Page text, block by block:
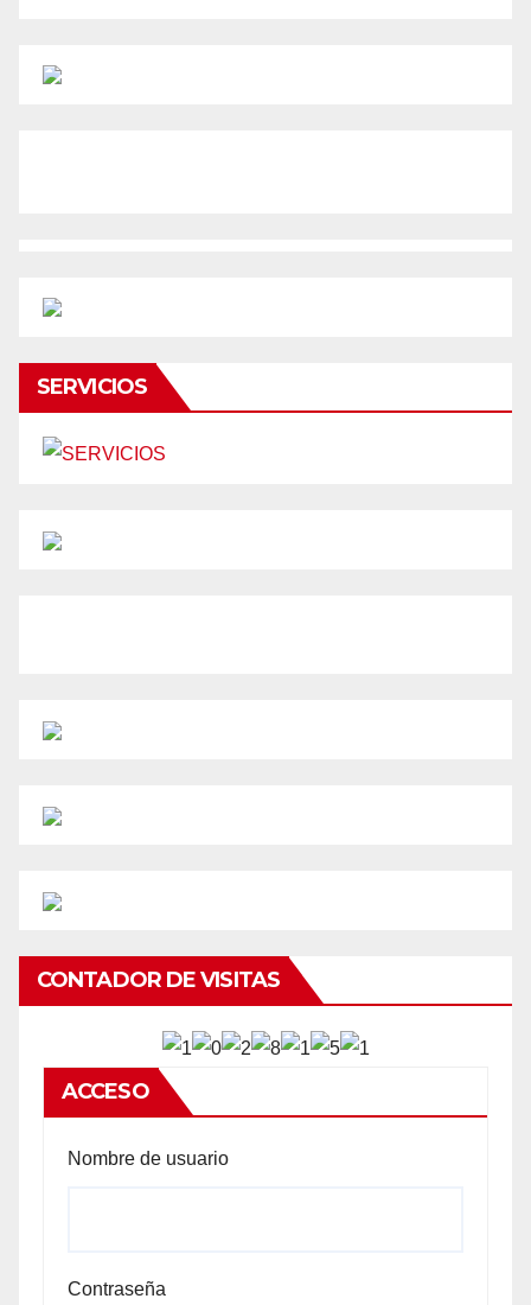
SERVICIOS
CONTADOR DE VISITAS
ACCESO
Nombre de usuario
Contraseña